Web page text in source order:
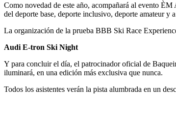
Como novedad de este año, acompañará al evento
del deporte base, deporte inclusivo, deporte amateur
La organización de la prueba BBB Ski Race
Audi E-tron Ski Night
Y para concluir el día, el patrocinador oficial de
iluminará, en una edición más exclusiva que nunca.
Todos los asistentes verán la pista alumbrada en un